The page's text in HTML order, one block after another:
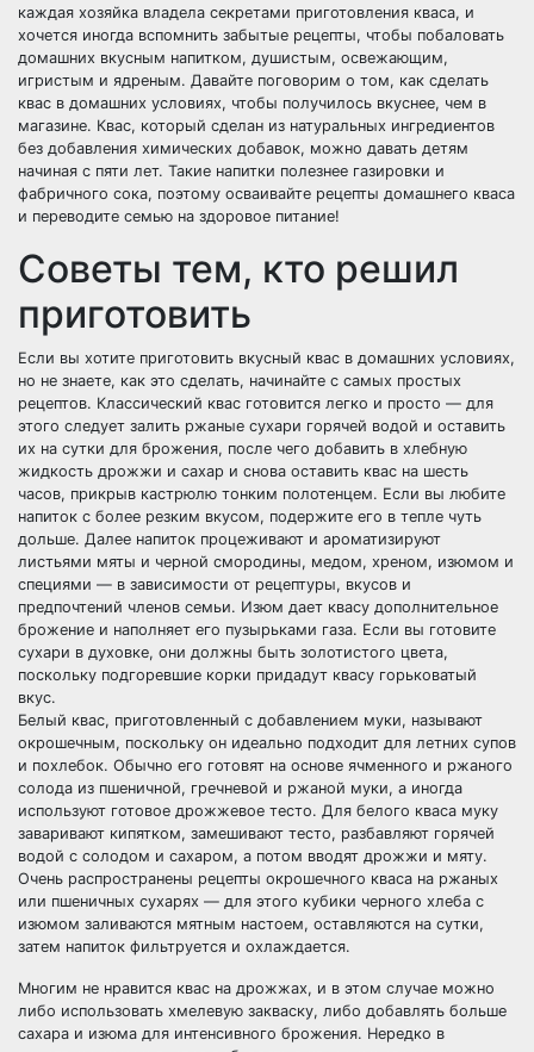
каждая хозяйка владела секретами приготовления кваса, и
хочется иногда вспомнить забытые рецепты, чтобы побаловать
домашних вкусным напитком, душистым, освежающим,
игристым и ядреным. Давайте поговорим о том, как сделать
квас в домашних условиях, чтобы получилось вкуснее, чем в
магазине. Квас, который сделан из натуральных ингредиентов
без добавления химических добавок, можно давать детям
начиная с пяти лет. Такие напитки полезнее газировки и
фабричного сока, поэтому осваивайте рецепты домашнего кваса
и переводите семью на здоровое питание!
Советы тем, кто решил
приготовить
Если вы хотите приготовить вкусный квас в домашних условиях,
но не знаете, как это сделать, начинайте с самых простых
рецептов. Классический квас готовится легко и просто — для
этого следует залить ржаные сухари горячей водой и оставить
их на сутки для брожения, после чего добавить в хлебную
жидкость дрожжи и сахар и снова оставить квас на шесть
часов, прикрыв кастрюлю тонким полотенцем. Если вы любите
напиток с более резким вкусом, подержите его в тепле чуть
дольше. Далее напиток процеживают и ароматизируют
листьями мяты и черной смородины, медом, хреном, изюмом и
специями — в зависимости от рецептуры, вкусов и
предпочтений членов семьи. Изюм дает квасу дополнительное
брожение и наполняет его пузырьками газа. Если вы готовите
сухари в духовке, они должны быть золотистого цвета,
поскольку подгоревшие корки придадут квасу горьковатый
вкус.
Белый квас, приготовленный с добавлением муки, называют
окрошечным, поскольку он идеально подходит для летних супов
и похлебок. Обычно его готовят на основе ячменного и ржаного
солода из пшеничной, гречневой и ржаной муки, а иногда
используют готовое дрожжевое тесто. Для белого кваса муку
заваривают кипятком, замешивают тесто, разбавляют горячей
водой с солодом и сахаром, а потом вводят дрожжи и мяту.
Очень распространены рецепты окрошечного кваса на ржаных
или пшеничных сухарях — для этого кубики черного хлеба с
изюмом заливаются мятным настоем, оставляются на сутки,
затем напиток фильтруется и охлаждается.
Многим не нравится квас на дрожжах, и в этом случае можно
либо использовать хмелевую закваску, либо добавлять больше
сахара и изюма для интенсивного брожения. Нередко в